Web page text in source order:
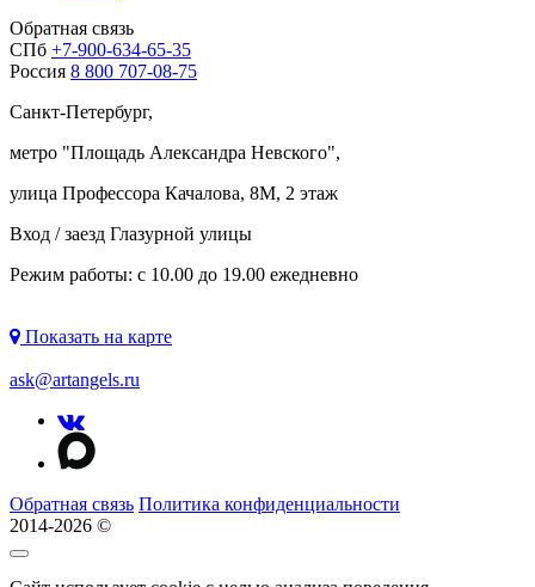
Обратная связь
СПб +7-900-634-65-35
Россия 8 800 707-08-75
Санкт-Петербург,
метро "Площадь Александра Невского",
улица Профессора Качалова, 8М, 2 этаж
Вход / заезд Глазурной улицы
Режим работы: с 10.00 до 19.00 ежедневно
Показать на карте
ask@artangels.ru
Обратная связь Политика конфиденциальности
2014-2026 ©